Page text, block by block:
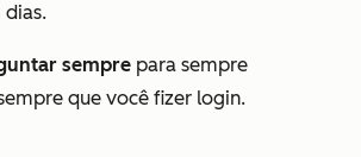
dias.
sempre para sempre
que você fizer login.